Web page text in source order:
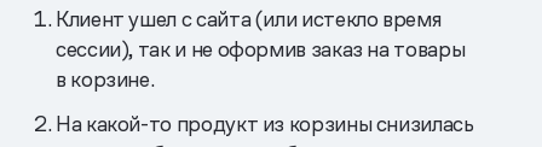
Клиент ушел с сайта (или истекло время
сессии), так и не оформив заказ на товары
в корзине.
На какой-то продукт из корзины снизилась